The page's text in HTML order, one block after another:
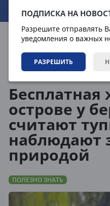
ПОДПИСКА НА
Разрешите отправлять
уведомления о важных
РАЗРЕШИТЬ
07.08.2026 20:42:10
Бесплатная
острове у
считают
наблюдают
природой
ПОЛЕЗНО ЗНАТЬ